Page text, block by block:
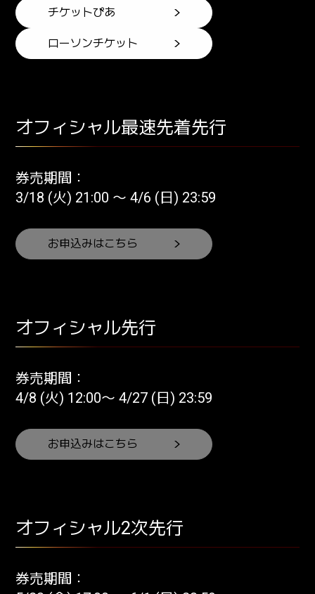
チケットぴあ
ローソンチケット
オフィシャル最速先着先行
券売期間：
3/18 (火) 21:00 〜 4/6 (日) 23:59
お申込みはこちら
オフィシャル先行
券売期間：
4/8 (火) 12:00〜 4/27 (日) 23:59
お申込みはこちら
オフィシャル2次先行
券売期間：